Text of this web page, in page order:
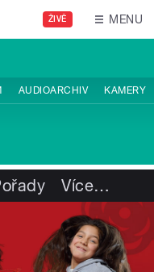
ŽIVĚ MENU
AUDIOARCHIV KAMERY
Více…